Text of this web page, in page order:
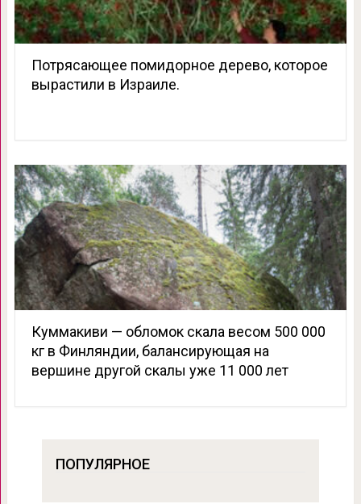
Потрясающее помидорное дерево, которое
вырастили в Израиле.
Куммакиви — обломок скала весом 500 000
кг в Финляндии, балансирующая на
вершине другой скалы уже 11 000 лет
ПОПУЛЯРНОЕ